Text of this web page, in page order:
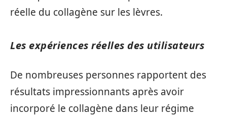
réelle du collagène sur les lèvres.
Les expériences réelles des utilisateurs
De nombreuses personnes rapportent des
résultats impressionnants après avoir
incorporé le collagène dans leur régime